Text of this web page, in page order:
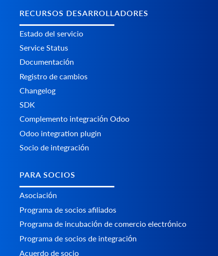
RECURSOS DESARROLLADORES
Estado del servicio
Service Status
Documentación
Registro de cambios
Changelog
SDK
Complemento integración Odoo
Odoo integration plugin
Socio de integración
PARA SOCIOS
Asociación
Programa de socios afiliados
Programa de incubación de comercio electrónico
Programa de socios de integración
Acuerdo de socio